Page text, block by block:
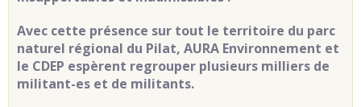
Avec cette présence sur tout le territoire du parc
naturel régional du Pilat, AURA Environnement et
le CDEP espèrent regrouper plusieurs milliers de
militant-es et de militants.